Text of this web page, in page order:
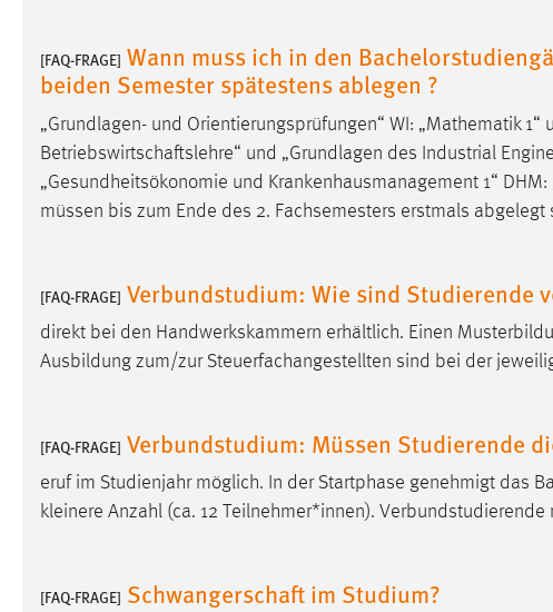
[FAQ-FRAGE] Wann muss ich in den
beiden Semester spätestens ablegen ?
„Grundlagen- und Orientierungsprüfungen“ WI: „Mathematik 1“
Betriebswirtschaftslehre“ und „Grundlagen des Industrial
„Gesundheitsökonomie und Krankenhausmanagement 1“ DHM:
müssen bis zum Ende des 2. Fachsemesters erstmals abgelegt
[FAQ-FRAGE] Verbundstudium: Wie sind Studierende
direkt bei den Handwerkskammern erhältlich. Einen
Ausbildung zum/zur Steuerfachangestellten sind bei der
[FAQ-FRAGE] Verbundstudium: Müssen Studierende
eruf im Studienjahr möglich. In der Startphase genehmigt das
kleinere Anzahl (ca. 12 Teilnehmer*innen). Verbundstudierende
[FAQ-FRAGE] Schwangerschaft im Studium?
STATISTIK
Statistik Cookies erfassen Informationen anonym.
Diese Informationen helfen uns zu verstehen, wie
unsere Besucher unsere Website nutzen.
Matomo
Zweck: Zugriffsstatistik
Cookie Laufzeit: Max. 13 Monate
Marketing Cookies werden von Drittanbietern
verwendet, um personalisierte Werbung anzuzeigen.
Sie tun dies, indem sie Besucher über Websites
Google Ads